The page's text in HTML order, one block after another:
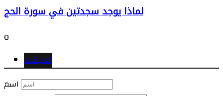
لماذا يوجد سجدتين في سورة الحج
0
تعليقات
اسم